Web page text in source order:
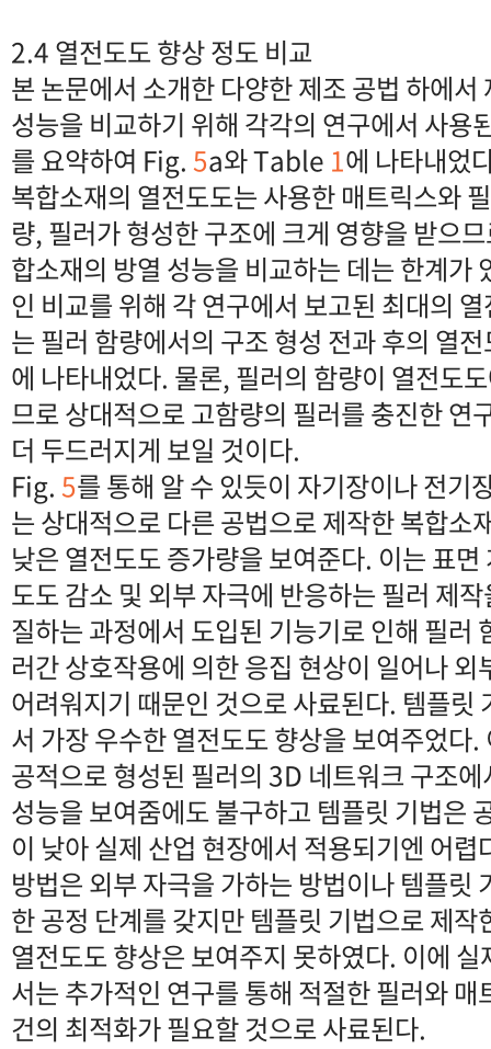
2.4 열전도도 향상 정도 비교
본 논문에서 소개한 다양한 제조 공법 하에
성능을 비교하기 위해 각각의 연구에서 사용
를 요약하여 Fig.5a와 Table 1에 나타내었
복합소재의 열전도도는 사용한 매트릭스와
량, 필러가 형성한 구조에 크게 영향을 받으
합소재의 방열 성능을 비교하는 데는 한계가
인 비교를 위해 각 연구에서 보고된 최대의
는 필러 함량에서의 구조 형성 전과 후의 열
에 나타내었다. 물론, 필러의 함량이 열전도
므로 상대적으로 고함량의 필러를 충진한 연
더 두드러지게 보일 것이다.
Fig.5를 통해 알 수 있듯이 자기장이나 전기
는 상대적으로 다른 공법으로 제작한 복합소
낮은 열전도도 증가량을 보여준다. 이는 표
도도 감소 및 외부 자극에 반응하는 필러 제
질하는 과정에서 도입된 기능기로 인해 필러
러간 상호작용에 의한 응집 현상이 일어나
어려워지기 때문인 것으로 사료된다. 템플릿
서 가장 우수한 열전도도 향상을 보여주었다
공적으로 형성된 필러의 3D 네트워크 구조
성능을 보여줌에도 불구하고 템플릿 기법은
이 낮아 실제 산업 현장에서 적용되기엔 어
방법은 외부 자극을 가하는 방법이나 템플릿
한 공정 단계를 갖지만 템플릿 기법으로 제
열전도도 향상은 보여주지 못하였다. 이에
서는 추가적인 연구를 통해 적절한 필러와
건의 최적화가 필요할 것으로 사료된다.